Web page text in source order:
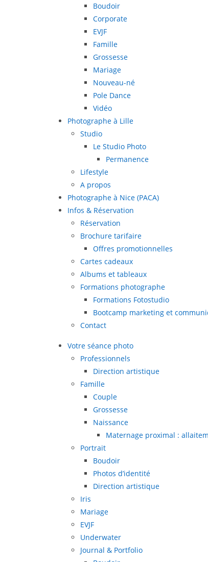
Boudoir
Corporate
EVJF
Famille
Grossesse
Mariage
Nouveau-né
Pole Dance
Vidéo
Photographe à Lille
Studio
Le Studio Photo
Permanence
Lifestyle
A propos
Photographe à Nice (PACA)
Infos & Réservation
Réservation
Brochure tarifaire
Offres promotionnelles
Cartes cadeaux
Albums et tableaux
Formations photographe
Formations Fotostudio
Bootcamp marketing et
Contact
Votre séance photo
Professionnels
Direction artistique
Famille
Couple
Grossesse
Naissance
Maternage proximal :
Portrait
Boudoir
Photos d’identité
Direction artistique
Iris
Mariage
EVJF
Underwater
Journal & Portfolio